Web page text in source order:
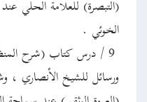
(التبصرة) للعلامة الحلي
الخوئي .
9 / درس كتاب (شرح
ورسائل للشيخ الأنصاري